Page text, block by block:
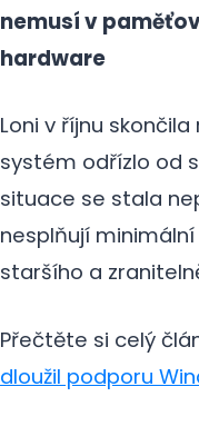
nemusí v
hardware
Loni v říjnu
systém odřízlo od
situace se stala
nesplňují
staršího a
Přečtěte si celý
dloužil podporu